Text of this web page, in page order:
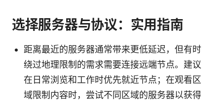
选择服务器与协议：实用指南
距离最近的服务器通常带来更低延迟，但有时
绕过地理限制的需求需要连接远端节点。建议
在日常浏览和工作时优先就近节点；在观看区
域限制内容时，尝试不同区域的服务器以获得